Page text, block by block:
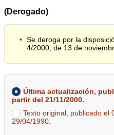
(Derogado)
Se deroga por la
4/2000, de 13 de
Última actualización,
partir del 21/11/2000.
Texto original, publicado el
29/04/1990.